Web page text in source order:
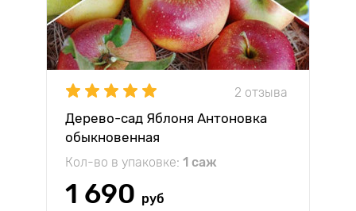
2 отзыва
Дерево-сад Яблоня Антоновка
обыкновенная
Кол-во в упаковке: 1 саж
1 690 руб